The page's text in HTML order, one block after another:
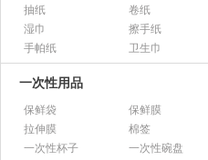
抽纸
卷纸
湿巾
擦手纸
手帕纸
卫生巾
一次性用品
保鲜袋
保鲜膜
拉伸膜
棉签
一次性杯子
一次性碗盘